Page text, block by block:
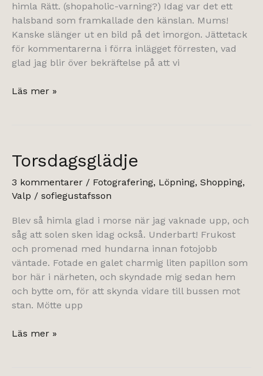
himla Rätt. (shopaholic-varning?) Idag var det ett
halsband som framkallade den känslan. Mums!
Kanske slänger ut en bild på det imorgon. Jättetack
för kommentarerna i förra inlägget förresten, vad
glad jag blir över bekräftelse på att vi
Mera
Läs mer »
Torsdagsglädje
3 kommentarer / Fotografering, Löpning, Shopping,
Valp / sofiegustafsson
Blev så himla glad i morse när jag vaknade upp, och
såg att solen sken idag också. Underbart! Frukost
och promenad med hundarna innan fotojobb
väntade. Fotade en galet charmig liten papillon som
bor här i närheten, och skyndade mig sedan hem
och bytte om, för att skynda vidare till bussen mot
stan. Mötte upp
Torsdagsglädje
Läs mer »